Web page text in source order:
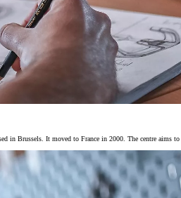
in Brussels. It moved to France in 2000. The centre aims